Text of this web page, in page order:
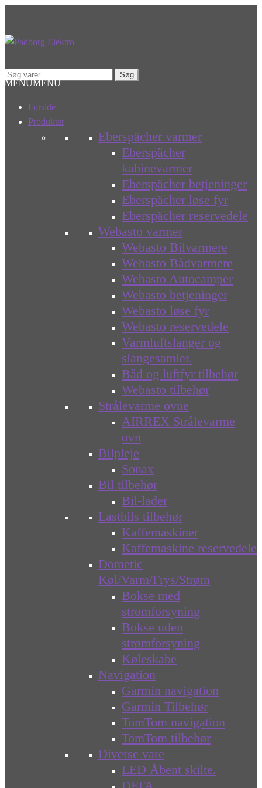
Spring
Spring
Søg
efter:
Søg
MENUMENU
Forside
Produkter
Eberspächer varmer
Eberspächer
kabinevarmer
Eberspächer betjeninger
Eberspächer løse fyr
Eberspächer reservedele
Webasto varmer
Webasto Bilvarmere
Webasto Bådvarmere
Webasto Autocamper
Webasto betjeninger
Webasto løse fyr
Webasto reservedele
Varmluftslanger og
slangesamler.
Båd og luftfyr tilbehør
Webasto tilbehør
Strålevarme ovne
AIRREX Strålevarme
ovn
Bilpleje
Sonax
Bil tilbehør
Bil-lader
Lastbils tilbehør
Kaffemaskiner
Kaffemaskine reservedele
Dometic
Køl/Varm/Frys/Strøm
Bokse med
strømforsyning
Bokse uden
strømforsyning
Køleskabe
Navigation
Garmin navigation
Garmin Tilbehør
TomTom navigation
TomTom tilbehør
Diverse vare
LED Åbent skilte.